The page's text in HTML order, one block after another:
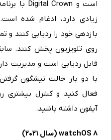
زیادی دارد، ادغام شده است.
بازدهی خود را ردیابی کنند و
قابل ردیابی است و مدیریت
با دو بار حالت نیشگون
فعال کنید و کنترل بیشتری
آیفون داشته باشید.
watchOS 8 (سال ۲۰۲۱)